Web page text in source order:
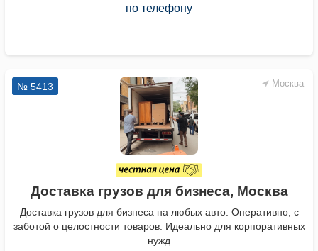
по телефону
Москва
№ 5413
Доставка грузов для бизнеса, Москва
Доставка грузов для бизнеса на любых авто. Оперативно, с
заботой о целостности товаров. Идеально для корпоративных
нужд